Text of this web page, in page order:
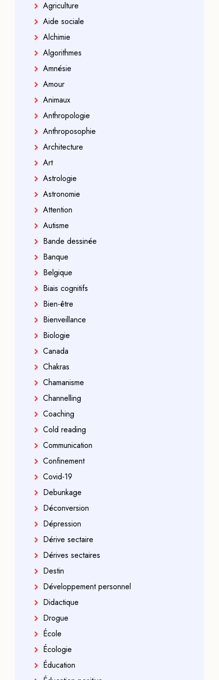
Agriculture
Aide sociale
Alchimie
Algorithmes
Amnésie
Amour
Animaux
Anthropologie
Anthroposophie
Architecture
Art
Astrologie
Astronomie
Attention
Autisme
Bande dessinée
Banque
Belgique
Biais cognitifs
Bien-être
Bienveillance
Biologie
Canada
Chakras
Chamanisme
Channelling
Coaching
Cold reading
Communication
Confinement
Covid-19
Debunkage
Déconversion
Dépression
Dérive sectaire
Dérives sectaires
Destin
Développement personnel
Didactique
Drogue
École
Écologie
Éducation